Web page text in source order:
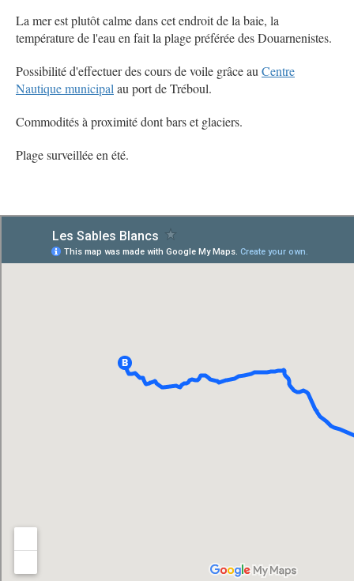
La mer est plutôt calme dans cet endroit de la baie, la
température de l'eau en fait la plage préférée des Douarnenistes.
Possibilité d'effectuer des cours de voile grâce au Centre
Nautique municipal au port de Tréboul.
Commodités à proximité dont bars et glaciers.
Plage surveillée en été.